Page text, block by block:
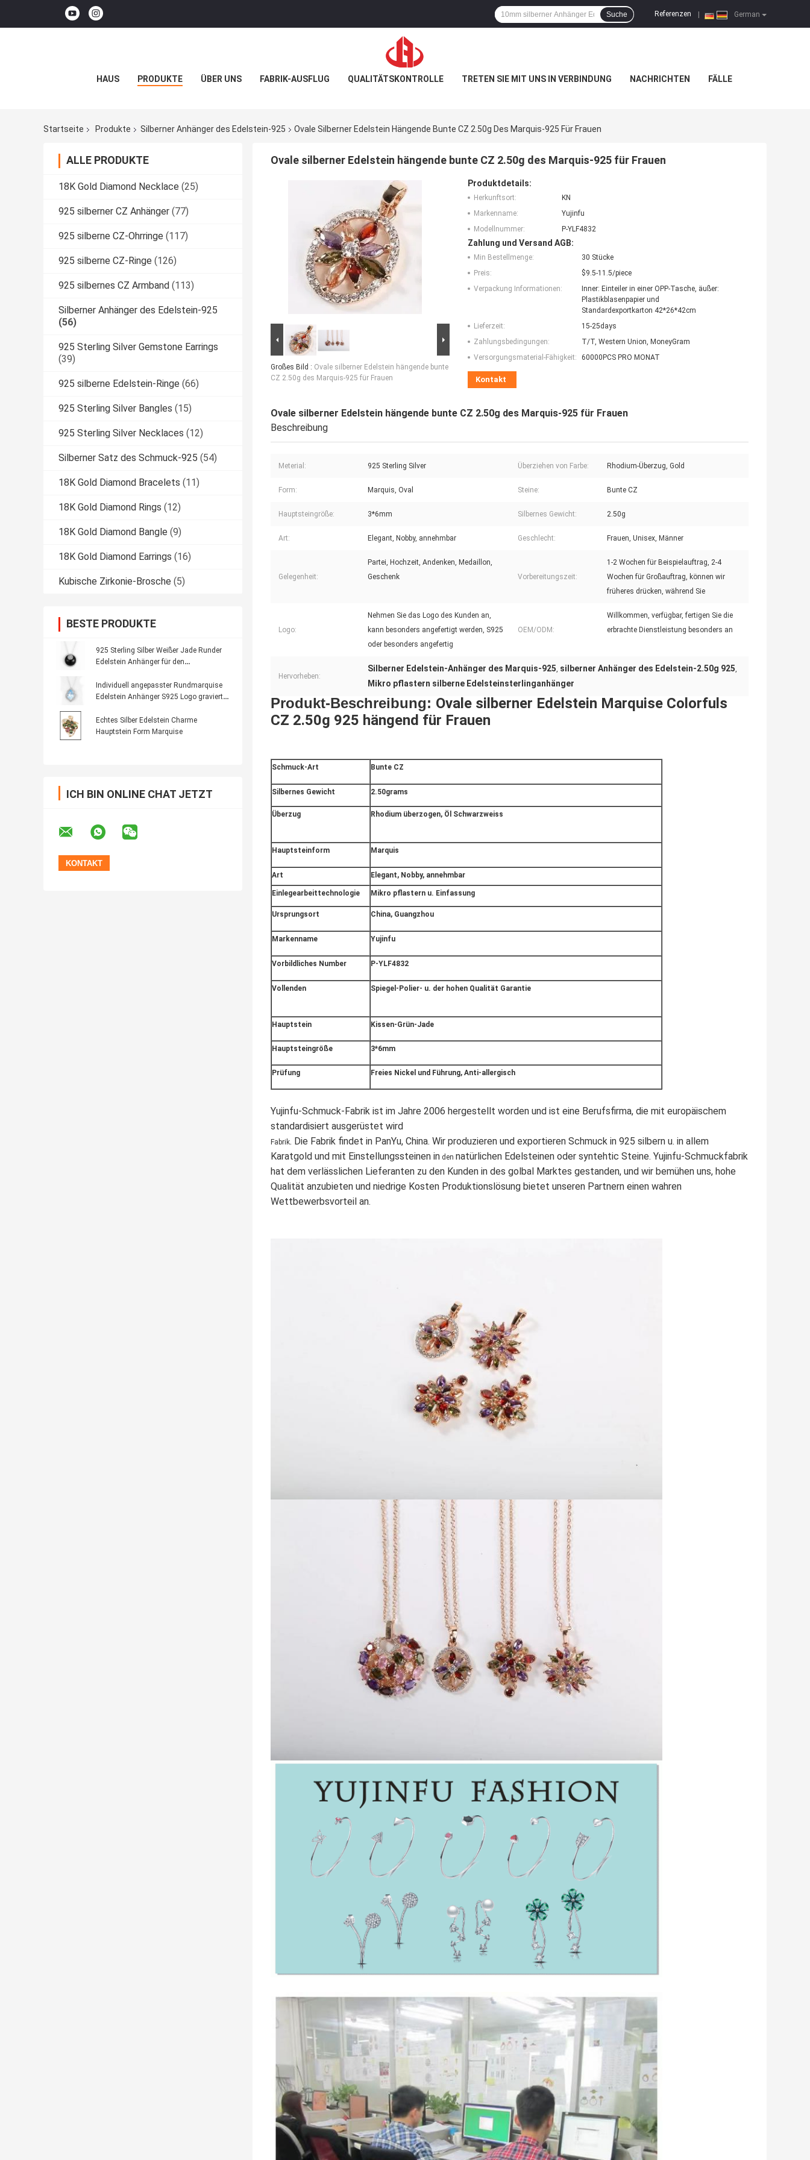
German
Referenzen
Suche
HAUS PRODUKTE ÜBER UNS FABRIK-AUSFLUG QUALITÄTSKONTROLLE TRETEN SIE MIT UNS IN VERBINDUNG NACHRICHTEN FÄLLE
Startseite Produkte Silberner Anhänger des Edelstein-925 Ovale Silberner Edelstein Hängende Bunte CZ 2.50g Des Marquis-925 Für Frauen
ALLE PRODUKTE
18K Gold Diamond Necklace (25)
925 silberner CZ Anhänger (77)
925 silberne CZ-Ohrringe (117)
925 silberne CZ-Ringe (126)
925 silbernes CZ Armband (113)
Silberner Anhänger des Edelstein-925
(56)
925 Sterling Silver Gemstone Earrings
(39)
925 silberne Edelstein-Ringe (66)
925 Sterling Silver Bangles (15)
925 Sterling Silver Necklaces (12)
Silberner Satz des Schmuck-925 (54)
18K Gold Diamond Bracelets (11)
18K Gold Diamond Rings (12)
18K Gold Diamond Bangle (9)
18K Gold Diamond Earrings (16)
Kubische Zirkonie-Brosche (5)
BESTE PRODUKTE
925 Sterling Silber Weißer Jade Runder
Edelstein Anhänger für den
Individuell angepasster Rundmarquise
Edelstein Anhänger S925 Logo gravierte
Echtes Silber Edelstein Charme
Hauptstein Form Marquise
ICH BIN ONLINE CHAT JETZT
Ovale silberner Edelstein hängende bunte CZ 2.50g des Marquis-925 für Frauen
Großes Bild : Ovale silberner Edelstein hängende bunte
CZ 2.50g des Marquis-925 für Frauen
Produktdetails:
Herkunftsort:
KN
Markenname:
Yujinfu
Modellnummer:
P-YLF4832
Zahlung und Versand AGB:
Min Bestellmenge:
30 Stücke
Preis:
$9.5-11.5/piece
Verpackung Informationen:
Inner: Einteiler in einer OPP-Tasche, äußer:
Plastikblasenpapier und
Standardexportkarton 42*26*42cm
Lieferzeit:
15-25days
Zahlungsbedingungen:
T/T, Western Union, MoneyGram
Versorgungsmaterial-Fähigkeit:
60000PCS PRO MONAT
Kontakt
Ovale silberner Edelstein hängende bunte CZ 2.50g des Marquis-925 für Frauen
Beschreibung
Meterial: 925 Sterling Silver Überziehen von Farbe: Rhodium-Überzug, Gold
Form: Marquis, Oval Steine: Bunte CZ
Hauptsteingröße: 3*6mm Silbernes Gewicht: 2.50g
Art: Elegant, Nobby, annehmbar Geschlecht: Frauen, Unisex, Männer
Gelegenheit:
Partei, Hochzeit, Andenken, Medaillon,
Geschenk
Vorbereitungszeit:
1-2 Wochen für Beispielauftrag, 2-4
Wochen für Großauftrag, können wir
früheres drücken, während Sie
Logo:
Nehmen Sie das Logo des Kunden an,
kann besonders angefertigt werden, S925
oder besonders angefertig
OEM/ODM:
Willkommen, verfügbar, fertigen Sie die
erbrachte Dienstleistung besonders an
Hervorheben:
Silberner Edelstein-Anhänger des Marquis-925, silberner Anhänger des Edelstein-2.50g 925,
Mikro pflastern silberne Edelsteinsterlinganhänger
Produkt-Beschreibung: Ovale silberner Edelstein Marquise Colorfuls
CZ 2.50g 925 hängend für Frauen
Schmuck-Art Bunte CZ
Silbernes Gewicht 2.50grams
Überzug Rhodium überzogen, Öl Schwarzweiss
Hauptsteinform Marquis
Art Elegant, Nobby, annehmbar
Einlegearbeittechnologie Mikro pflastern u. Einfassung
Ursprungsort China, Guangzhou
Markenname Yujinfu
Vorbildliches Number P-YLF4832
Vollenden Spiegel-Polier- u. der hohen Qualität Garantie
Hauptstein Kissen-Grün-Jade
Hauptsteingröße 3*6mm
Prüfung Freies Nickel und Führung, Anti-allergisch
Yujinfu-Schmuck-Fabrik ist im Jahre 2006 hergestellt worden und ist eine Berufsfirma, die mit europäischem
standardisiert ausgerüstet wird
Fabrik. Die Fabrik findet in PanYu, China. Wir produzieren und exportieren Schmuck in 925 silbern u. in allem
Karatgold und mit Einstellungssteinen in den natürlichen Edelsteinen oder syntehtic Steine. Yujinfu-Schmuckfabrik
hat dem verlässlichen Lieferanten zu den Kunden in des golbal Marktes gestanden, und wir bemühen uns, hohe
Qualität anzubieten und niedrige Kosten Produktionslösung bietet unseren Partnern einen wahren
Wettbewerbsvorteil an.